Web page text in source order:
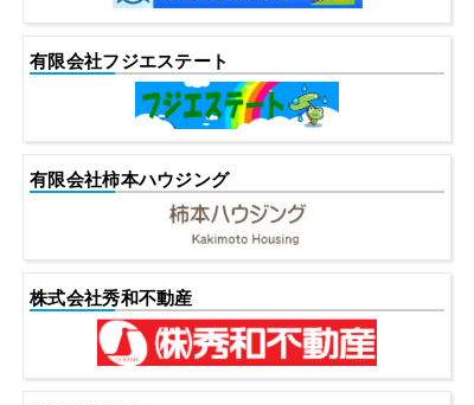
有限会社フジエステート
有限会社柿本ハウジング
株式会社秀和不動産